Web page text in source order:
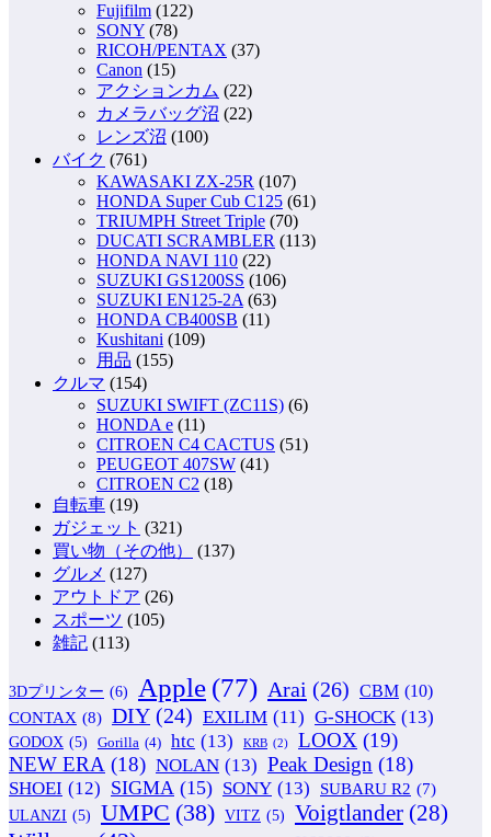
Fujifilm (122)
SONY (78)
RICOH/PENTAX (37)
Canon (15)
アクションカム (22)
カメラバッグ沼 (22)
レンズ沼 (100)
バイク (761)
KAWASAKI ZX-25R (107)
HONDA Super Cub C125 (61)
TRIUMPH Street Triple (70)
DUCATI SCRAMBLER (113)
HONDA NAVI 110 (22)
SUZUKI GS1200SS (106)
SUZUKI EN125-2A (63)
HONDA CB400SB (11)
Kushitani (109)
用品 (155)
クルマ (154)
SUZUKI SWIFT (ZC11S) (6)
HONDA e (11)
CITROEN C4 CACTUS (51)
PEUGEOT 407SW (41)
CITROEN C2 (18)
自転車 (19)
ガジェット (321)
買い物（その他）
(137)
グルメ (127)
アウトドア (26)
スポーツ (105)
雑記 (113)
3Dプリンター (6) Apple (77) Arai (26) CBM (10)
CONTAX (8) DIY (24) EXILIM (11) G-SHOCK (13)
GODOX (5) Gorilla (4) htc (13) KRB (2) LOOX (19)
NEW ERA (18) NOLAN (13) Peak Design (18)
SHOEI (12) SIGMA (15) SONY (13) SUBARU R2 (7)
ULANZI (5) UMPC (38) VITZ (5) Voigtlander (28)